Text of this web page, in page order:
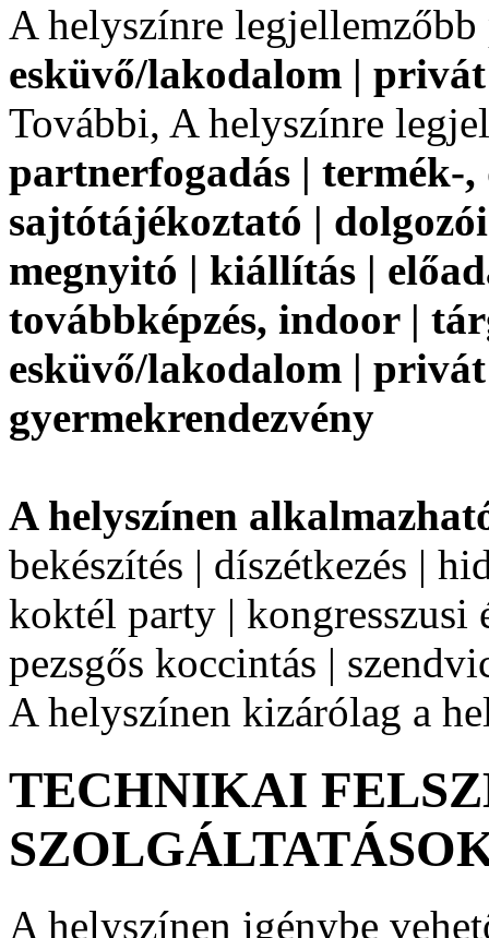
A helyszínre
esküvő/lakodalom |
További, A helyszínre
partnerfogadás | termék-
sajtótájékoztató |
megnyitó | kiállítás |
továbbképzés, indoor |
esküvő/lakodalom |
gyermekrendezvény
A helyszínen
bekészítés | díszétkezés |
koktél party | kongresszusi
pezsgős koccintás |
A helyszínen kizárólag a
TECHNIKAI
A helyszínen igénybe